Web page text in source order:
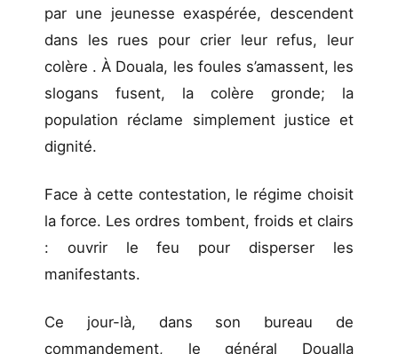
par une jeunesse exaspérée, descendent
dans les rues pour crier leur refus, leur
colère . À Douala, les foules s’amassent, les
slogans fusent, la colère gronde; la
population réclame simplement justice et
dignité.
Face à cette contestation, le régime choisit
la force. Les ordres tombent, froids et clairs
: ouvrir le feu pour disperser les
manifestants.
Ce jour-là, dans son bureau de
commandement, le général Doualla